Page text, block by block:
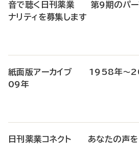
音で聴く日刊薬業 第9期のパー
ナリティを募集します
紙面版アーカイブ 1958年～
09年
日刊薬業コネクト あなたの声を